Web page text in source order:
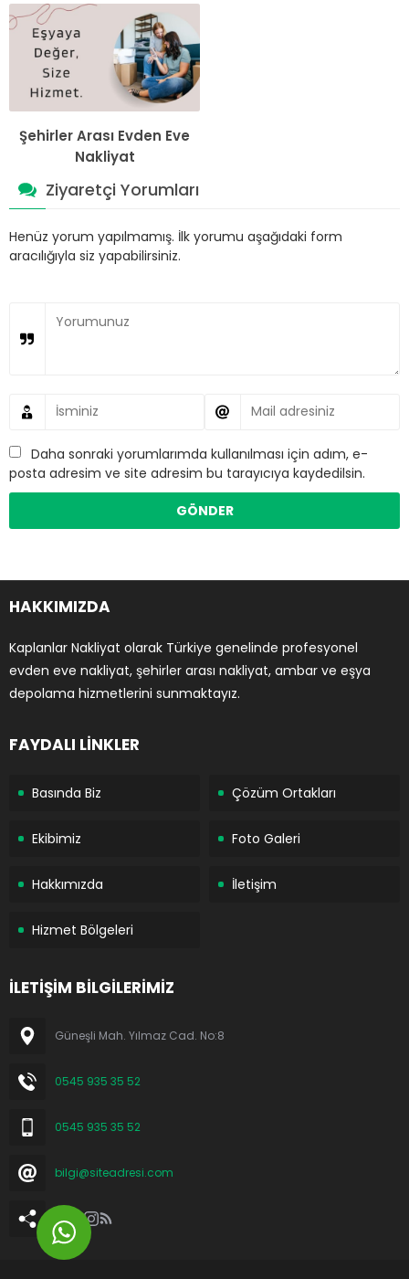
Şehirler Arası Evden Eve
Nakliyat
Ziyaretçi Yorumları
Henüz yorum yapılmamış. İlk yorumu aşağıdaki form
aracılığıyla siz yapabilirsiniz.
Daha sonraki yorumlarımda kullanılması için adım, e-
posta adresim ve site adresim bu tarayıcıya kaydedilsin.
HAKKIMIZDA
Kaplanlar Nakliyat olarak Türkiye genelinde profesyonel
evden eve nakliyat, şehirler arası nakliyat, ambar ve eşya
depolama hizmetlerini sunmaktayız.
FAYDALI LİNKLER
Basında Biz Çözüm Ortakları
Ekibimiz Foto Galeri
Hakkımızda İletişim
Hizmet Bölgeleri
İLETİŞİM BİLGİLERİMİZ
Güneşli Mah. Yılmaz Cad. No:8
0545 935 35 52
0545 935 35 52
bilgi@siteadresi.com